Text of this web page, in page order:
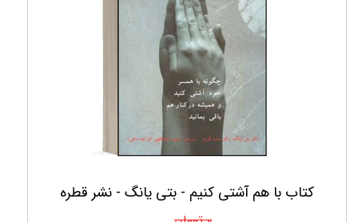
کتاب با هم آشتی کنیم - بتی یانگ - نشر قطره